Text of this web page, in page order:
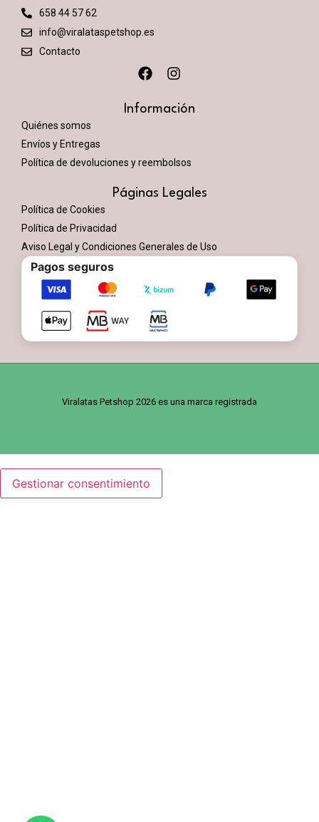
658 44 57 62
info@viralataspetshop.es
Contacto
Información
Quiénes somos
Envíos y Entregas
Política de devoluciones y reembolsos
Páginas Legales
Política de Cookies
Política de Privacidad
Aviso Legal y Condiciones Generales de Uso
Pagos seguros
Viralatas Petshop 2026 es una marca registrada
Gestionar consentimiento